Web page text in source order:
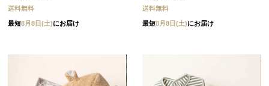
送料無料
最短8月8日(土)にお届け
送料無料
最短8月8日(土)にお届け